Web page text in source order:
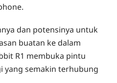
dan potensinya untuk
buatan ke dalam
R1 membuka pintu
yang semakin terhubung